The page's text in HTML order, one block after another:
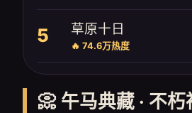
5 草原十日
🔥 74.6万热度
📀 午马典藏 · 不朽